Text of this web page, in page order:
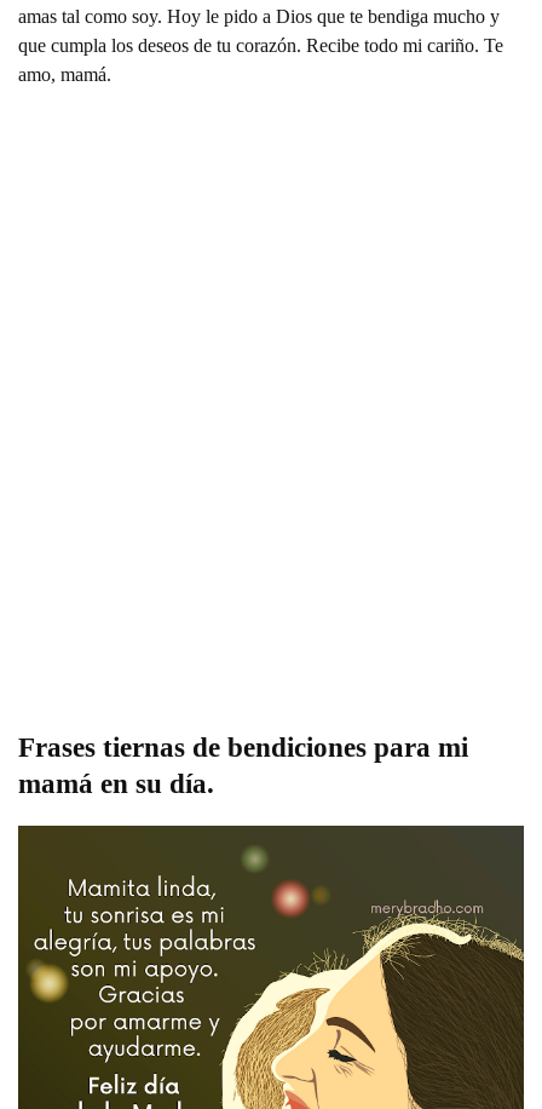
amas tal como soy. Hoy le pido a Dios que te bendiga mucho y
que cumpla los deseos de tu corazón. Recibe todo mi cariño. Te
amo, mamá.
Frases tiernas de bendiciones para mi
mamá en su día.